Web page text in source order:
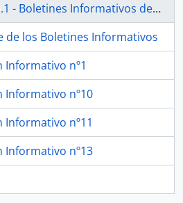
Boletines Informativos de la Archicofradía
de los Boletines Informativos
Informativo nº1
Informativo nº10
Informativo nº11
Informativo nº13